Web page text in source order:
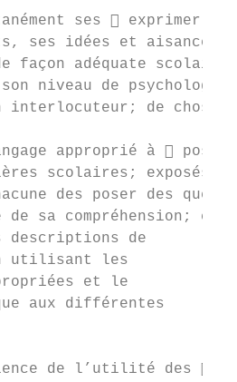
ses  exprimer
ses idées et aisance
façon adéquate
niveau de
interlocuteur; de choses
approprié à  poser
scolaires;
des poser des
de sa compréhension;
de
utilisant les
et le
aux différentes
de l’utilité des 